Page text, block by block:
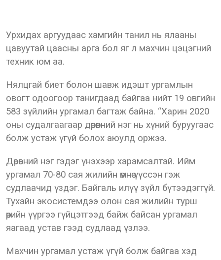
Урхидах аргуудаас хамгийн танил нь ялааны
цавуутай цаасны арга бол яг л махчин цэцэгний
техник юм аа.
Нялцгай биет болон шавж идэшт ургамлын
овогт одоогоор танигдаад байгаа нийт 19 овгийн
583 зүйлийн ургамал багтаж байна. “Харин 2020
оны судалгаагаар дөрөвний нэг нь хүний буруугаас
болж устаж үгүй болох аюулд оржээ.
Дөрөвний нэг гэдэг үнэхээр харамсалтай. Ийм
ургамал 70-80 сая жилийн өмнө үүссэн гэж
судлаачид үздэг. Байгаль илүү зүйл бүтээдэггүй.
Тухайн экосистемдээ олон сая жилийн турш
өөрийн үүргээ гүйцэтгээд байж байсан ургамал
яагаад устав гээд судлаад үзлээ.
Махчин ургамал устаж үгүй болж байгаа хэд